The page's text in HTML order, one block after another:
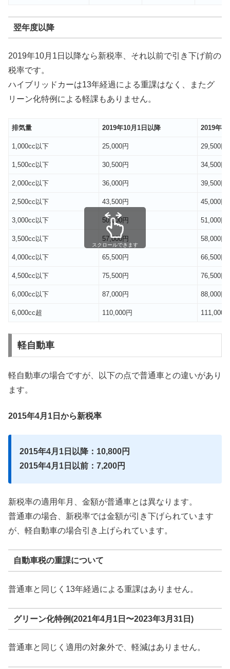
翌年度以降
2019年10月1日以降なら新税率、それ以前で引き下げ前の
税率です。
ハイブリッドカーは13年経過による重課はなく、またグ
リーン化特例による軽課もありません。
排気量 2019年10月1日以降 2019年
1,000cc以下 25,000円 29,500円
1,500cc以下 30,500円 34,500円
2,000cc以下 36,000円 39,500円
2,500cc以下 43,500円 45,000円
3,000cc以下 50,000円 51,000円
3,500cc以下 57,000円 58,000円
4,000cc以下 65,500円 66,500円
4,500cc以下 75,500円 76,500円
6,000cc以下 87,000円 88,000円
6,000cc超 110,000円 111,000
スクロールできます
軽自動車
軽自動車の場合ですが、以下の点で普通車との違いがあり
ます。
2015年4月1日から新税率
2015年4月1日以降：10,800円
2015年4月1日以前：7,200円
新税率の適用年月、金額が普通車とは異なります。
普通車の場合、新税率では金額が引き下げられています
が、軽自動車の場合引き上げられています。
自動車税の重課について
普通車と同じく13年経過による重課はありません。
グリーン化特例(2021年4月1日〜2023年3月31日)
普通車と同じく適用の対象外で、軽減はありません。